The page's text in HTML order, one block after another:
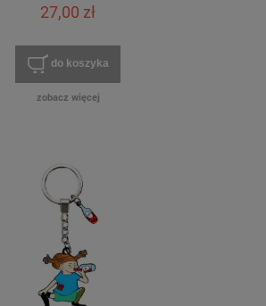
27,00 zł
do koszyka
zobacz więcej